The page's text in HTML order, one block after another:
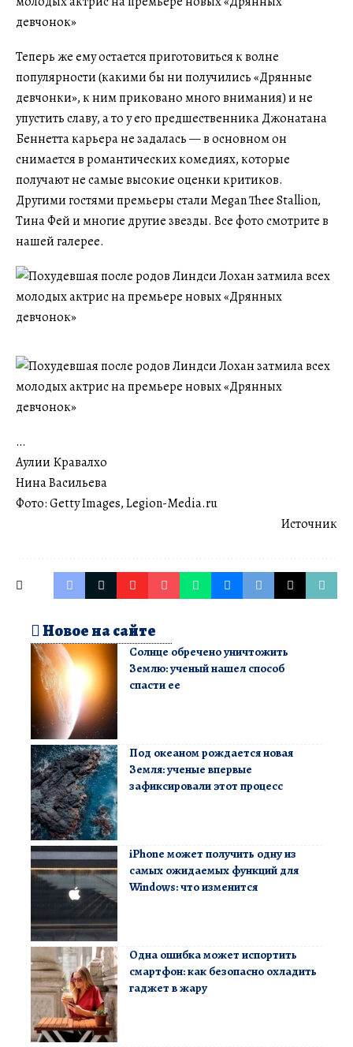
Теперь же ему остается приготовиться к волне
популярности (какими бы ни получились «Дрянные
девчонки», к ним приковано много внимания) и не
упустить славу, а то у его предшественника Джонатана
Беннетта карьера не задалась — в основном он
снимается в романтических комедиях, которые
получают не самые высокие оценки критиков.
Другими гостями премьеры стали Megan Thee Stallion,
Тина Фей и многие другие звезды. Все фото смотрите в
нашей галерее.
…
Аулии Кравалхо
Нина Васильева
Фото: Getty Images, Legion-Media.ru
Источник
Новое на сайте
Солнце обречено уничтожить
Землю: ученый нашел способ
спасти ее
Под океаном рождается новая
Земля: ученые впервые
зафиксировали этот процесс
iPhone может получить одну из
самых ожидаемых функций для
Windows: что изменится
Одна ошибка может испортить
смартфон: как безопасно охладить
гаджет в жару